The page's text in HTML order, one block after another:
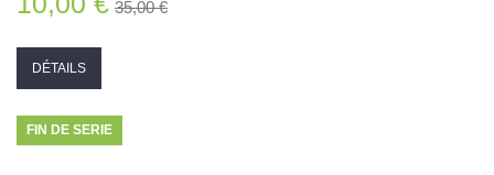
35,00 €
DÉTAILS
FIN DE SERIE